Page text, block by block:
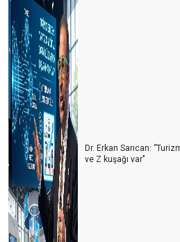
Dr. Erkan Sarıcan:
ve Z kuşağı var’’